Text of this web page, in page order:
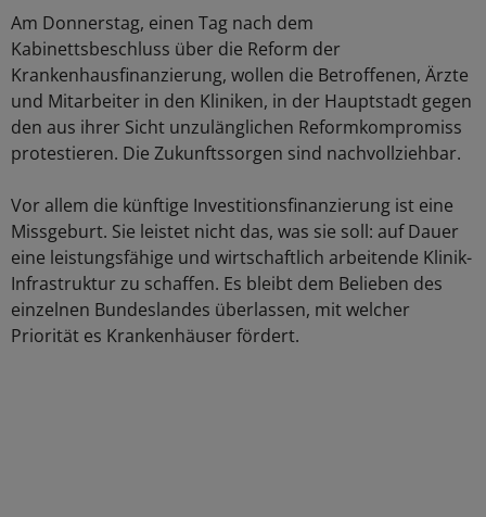
Am Donnerstag, einen Tag nach dem
Kabinettsbeschluss über die Reform der
Krankenhausfinanzierung, wollen die Betroffenen, Ärzte
und Mitarbeiter in den Kliniken, in der Hauptstadt gegen
den aus ihrer Sicht unzulänglichen Reformkompromiss
protestieren. Die Zukunftssorgen sind nachvollziehbar.
Vor allem die künftige Investitionsfinanzierung ist eine
Missgeburt. Sie leistet nicht das, was sie soll: auf Dauer
eine leistungsfähige und wirtschaftlich arbeitende Klinik-
Infrastruktur zu schaffen. Es bleibt dem Belieben des
einzelnen Bundeslandes überlassen, mit welcher
Priorität es Krankenhäuser fördert.